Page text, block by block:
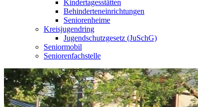
Kindertagesstätten
Behinderteneinrichtungen
Seniorenheime
Kreisjugendring
Jugendschutzgesetz (JuSchG)
Seniormobil
Seniorenfachstelle